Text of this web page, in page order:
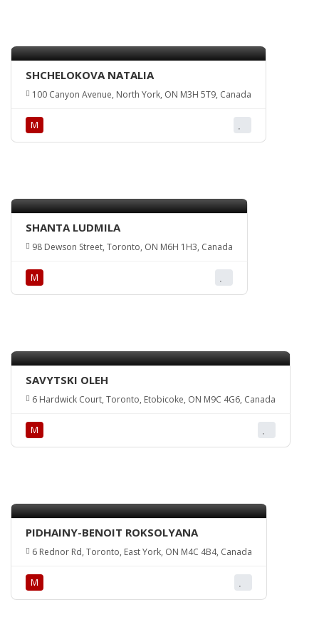
SHCHELOKOVA NATALIA
100 Canyon Avenue, North York, ON M3H 5T9, Canada
М
SHANTA LUDMILA
98 Dewson Street, Toronto, ON M6H 1H3, Canada
М
SAVYTSKI OLEH
6 Hardwick Court, Toronto, Etobicoke, ON M9C 4G6, Canada
М
PIDHAINY-BENOIT ROKSOLYANA
6 Rednor Rd, Toronto, East York, ON M4C 4B4, Canada
М